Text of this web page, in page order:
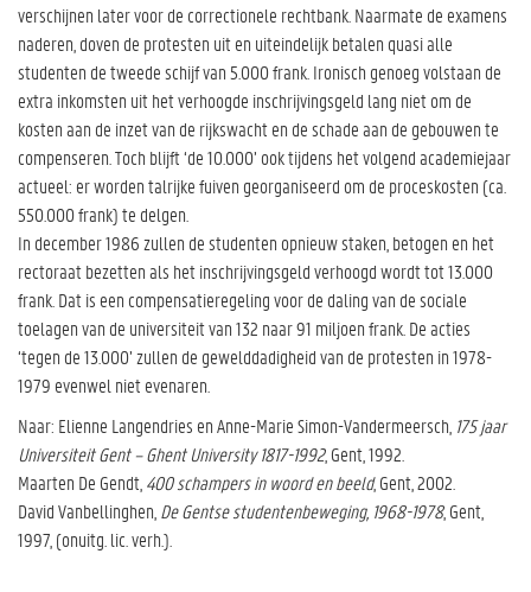
verschijnen later voor de correctionele rechtbank. Naarmate de examens
naderen, doven de protesten uit en uiteindelijk betalen quasi alle
studenten de tweede schijf van 5.000 frank. Ironisch genoeg volstaan de
extra inkomsten uit het verhoogde inschrijvingsgeld lang niet om de
kosten aan de inzet van de rijkswacht en de schade aan de gebouwen te
compenseren. Toch blijft ‘de 10.000’ ook tijdens het volgend academiejaar
actueel: er worden talrijke fuiven georganiseerd om de proceskosten (ca.
550.000 frank) te delgen.
In december 1986 zullen de studenten opnieuw staken, betogen en het
rectoraat bezetten als het inschrijvingsgeld verhoogd wordt tot 13.000
frank. Dat is een compensatieregeling voor de daling van de sociale
toelagen van de universiteit van 132 naar 91 miljoen frank. De acties
‘tegen de 13.000’ zullen de gewelddadigheid van de protesten in 1978-
1979 evenwel niet evenaren.
Naar: Elienne Langendries en Anne-Marie Simon-Vandermeersch, 175 jaar
Universiteit Gent – Ghent University 1817-1992, Gent, 1992.
Maarten De Gendt, 400 schampers in woord en beeld, Gent, 2002.
David Vanbellinghen, De Gentse studentenbeweging, 1968-1978, Gent,
1997, (onuitg. lic. verh.).